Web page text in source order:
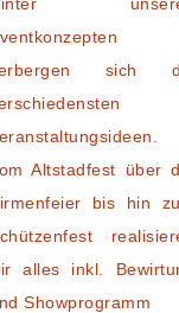
sich
Altstadfest über
bis hin
alles inkl.
Showprogramm